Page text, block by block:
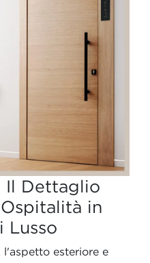
Il Dettaglio
in
Lusso
esteriore e